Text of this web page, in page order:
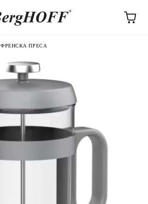
ФРЕНСКА ПРЕСА